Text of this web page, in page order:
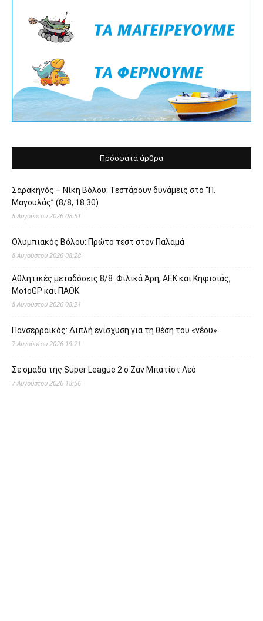
Πρόσφατα άρθρα
Σαρακηνός – Νίκη Βόλου: Τεστάρουν δυνάμεις στο “Π.
Μαγουλάς” (8/8, 18:30)
8 Αυγούστου 2026 08:51
Ολυμπιακός Βόλου: Πρώτο τεστ στον Παλαμά
8 Αυγούστου 2026 08:28
Αθλητικές μεταδόσεις 8/8: Φιλικά Άρη, ΑΕΚ και Κηφισιάς,
MotoGP και ΠΑΟΚ
8 Αυγούστου 2026 08:21
Πανσερραϊκός: Διπλή ενίσχυση για τη θέση του «νέου»
7 Αυγούστου 2026 19:21
Σε ομάδα της Super League 2 o Ζαν Μπατίστ Λεό
7 Αυγούστου 2026 18:56